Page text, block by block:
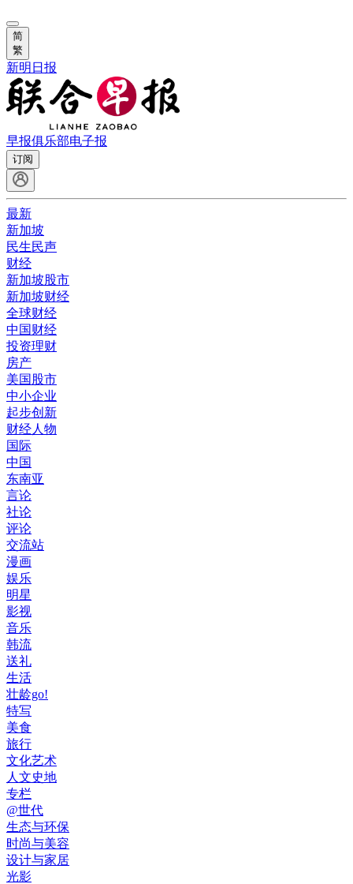
简
繁
新明日报
早报俱乐部电子报
订阅
最新
新加坡
民生民声
财经
新加坡股市
新加坡财经
全球财经
中国财经
投资理财
房产
美国股市
中小企业
起步创新
财经人物
国际
中国
东南亚
言论
社论
评论
交流站
漫画
娱乐
明星
影视
音乐
韩流
送礼
生活
壮龄go!
特写
美食
旅行
文化艺术
人文史地
专栏
@世代
生态与环保
时尚与美容
设计与家居
光影